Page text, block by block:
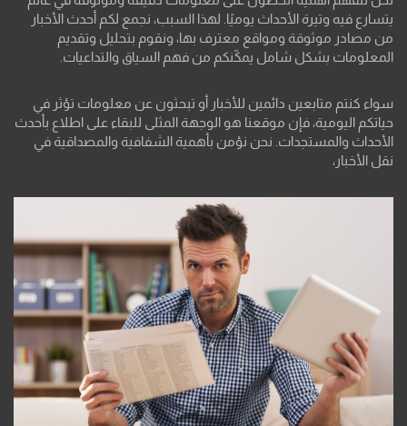
يتسارع فيه وتيرة الأحداث يوميًا. لهذا السبب، نجمع لكم أحدث الأخبار
من مصادر موثوقة ومواقع معترف بها، ونقوم بتحليل وتقديم
المعلومات بشكل شامل يمكّنكم من فهم السياق والتداعيات.
سواء كنتم متابعين دائمين للأخبار أو تبحثون عن معلومات تؤثر في
حياتكم اليومية، فإن موقعنا هو الوجهة المثلى للبقاء على اطلاع بأحدث
الأحداث والمستجدات. نحن نؤمن بأهمية الشفافية والمصداقية في
نقل الأخبار،